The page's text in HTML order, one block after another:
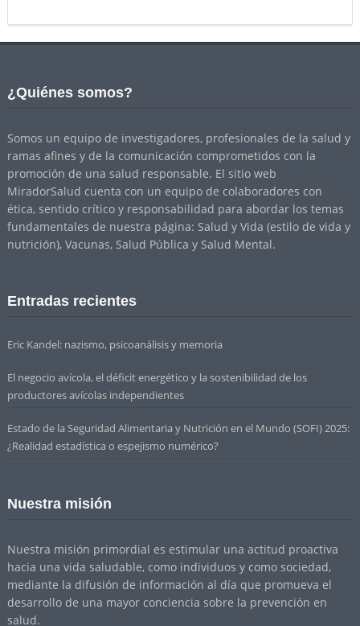
¿Quiénes somos?
Somos un equipo de investigadores, profesionales de la salud y
ramas afines y de la comunicación comprometidos con la
promoción de una salud responsable. El sitio web
MiradorSalud cuenta con un equipo de colaboradores con
ética, sentido crítico y responsabilidad para abordar los temas
fundamentales de nuestra página: Salud y Vida (estilo de vida y
nutrición), Vacunas, Salud Pública y Salud Mental.
Entradas recientes
Eric Kandel: nazismo, psicoanálisis y memoria
El negocio avícola, el déficit energético y la sostenibilidad de los
productores avícolas independientes
Estado de la Seguridad Alimentaria y Nutrición en el Mundo (SOFI) 2025:
¿Realidad estadística o espejismo numérico?
Nuestra misión
Nuestra misión primordial es estimular una actitud proactiva
hacia una vida saludable, como individuos y como sociedad,
mediante la difusión de información al día que promueva el
desarrollo de una mayor conciencia sobre la prevención en
salud.